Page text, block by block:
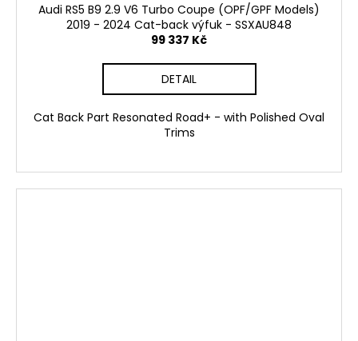
Audi RS5 B9 2.9 V6 Turbo Coupe (OPF/GPF Models)
2019 - 2024 Cat-back výfuk - SSXAU848
99 337 Kč
DETAIL
Cat Back Part Resonated Road+ - with Polished Oval
Trims